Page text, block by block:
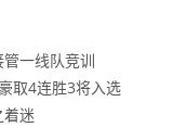
一线队竞训
取4连胜3将入选
迷